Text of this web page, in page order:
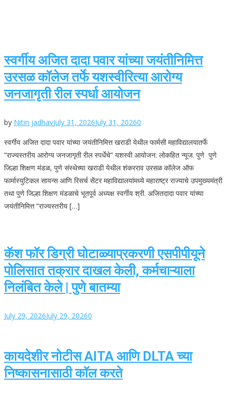
स्वर्गीय अजित दादा पवार यांच्या जयंतीनिमित्त
उरसळ कॉलेज तर्फे यशस्वीरित्या आरोग्य
जनजागृती रील स्पर्धा आयोजन
by Nitin jadhavJuly 31, 2026July 31, 20260
स्वर्गीय अजित दादा पवार यांच्या जयंतीनिमित्त खराडी येथील फार्मसी महाविद्यालयातर्फे
“राज्यस्तरीय आरोग्य जनजागृती रील स्पर्धेचे” यशस्वी आयोजन: लोकहित न्यूज. पुणे पुणे
जिल्हा शिक्षण मंडळ, पुणे संस्थेच्या खराडी येथील शंकरराव उरसळ कॉलेज ऑफ
फार्मास्युटिकल सायन्स आणि रिसर्च सेंटर महाविद्यालयांमध्ये महाराष्ट्र राज्याचे उपमुख्यमंत्री
तथा पुणे जिल्हा शिक्षण मंडळाचे भूतपूर्व अध्यक्ष स्वर्गीय श्री. अजितदादा पवार यांच्या
जयंतीनिमित्त ”राज्यस्तरीय […]
कॅश फॉर डिग्री घोटाळ्याप्रकरणी एसपीपीयूने
पोलिसात तक्रार दाखल केली, कर्मचाऱ्याला
निलंबित केले | पुणे बातम्या
July 29, 2026July 29, 20260
कायदेशीर नोटीस AITA आणि DLTA च्या
निष्कासनासाठी कॉल करते